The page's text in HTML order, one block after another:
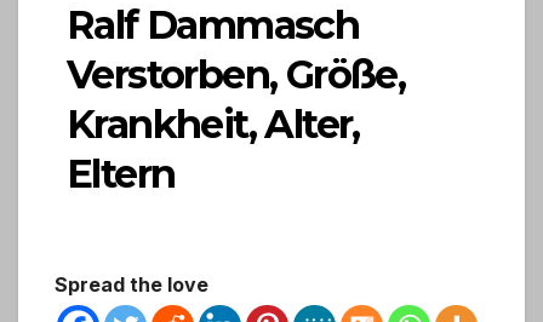
Ralf Dammasch
Verstorben, Größe,
Krankheit, Alter,
Eltern
Spread the love